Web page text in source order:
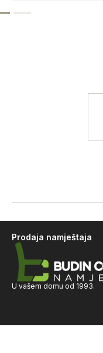
Prodaja namještaja
U vašem domu od 1993.